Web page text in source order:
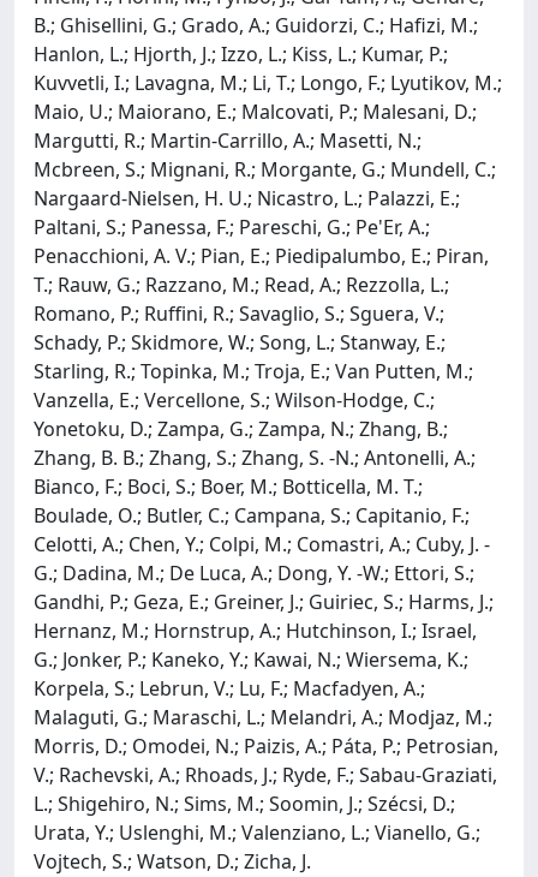
B.; Ghisellini, G.; Grado, A.; Guidorzi, C.; Hafizi, M.;
Hanlon, L.; Hjorth, J.; Izzo, L.; Kiss, L.; Kumar, P.;
Kuvvetli, I.; Lavagna, M.; Li, T.; Longo, F.; Lyutikov, M.;
Maio, U.; Maiorano, E.; Malcovati, P.; Malesani, D.;
Margutti, R.; Martin-Carrillo, A.; Masetti, N.;
Mcbreen, S.; Mignani, R.; Morgante, G.; Mundell, C.;
Nargaard-Nielsen, H. U.; Nicastro, L.; Palazzi, E.;
Paltani, S.; Panessa, F.; Pareschi, G.; Pe'Er, A.;
Penacchioni, A. V.; Pian, E.; Piedipalumbo, E.; Piran,
T.; Rauw, G.; Razzano, M.; Read, A.; Rezzolla, L.;
Romano, P.; Ruffini, R.; Savaglio, S.; Sguera, V.;
Schady, P.; Skidmore, W.; Song, L.; Stanway, E.;
Starling, R.; Topinka, M.; Troja, E.; Van Putten, M.;
Vanzella, E.; Vercellone, S.; Wilson-Hodge, C.;
Yonetoku, D.; Zampa, G.; Zampa, N.; Zhang, B.;
Zhang, B. B.; Zhang, S.; Zhang, S. -N.; Antonelli, A.;
Bianco, F.; Boci, S.; Boer, M.; Botticella, M. T.;
Boulade, O.; Butler, C.; Campana, S.; Capitanio, F.;
Celotti, A.; Chen, Y.; Colpi, M.; Comastri, A.; Cuby, J. -
G.; Dadina, M.; De Luca, A.; Dong, Y. -W.; Ettori, S.;
Gandhi, P.; Geza, E.; Greiner, J.; Guiriec, S.; Harms, J.;
Hernanz, M.; Hornstrup, A.; Hutchinson, I.; Israel,
G.; Jonker, P.; Kaneko, Y.; Kawai, N.; Wiersema, K.;
Korpela, S.; Lebrun, V.; Lu, F.; Macfadyen, A.;
Malaguti, G.; Maraschi, L.; Melandri, A.; Modjaz, M.;
Morris, D.; Omodei, N.; Paizis, A.; Páta, P.; Petrosian,
V.; Rachevski, A.; Rhoads, J.; Ryde, F.; Sabau-Graziati,
L.; Shigehiro, N.; Sims, M.; Soomin, J.; Szécsi, D.;
Urata, Y.; Uslenghi, M.; Valenziano, L.; Vianello, G.;
Vojtech, S.; Watson, D.; Zicha, J.